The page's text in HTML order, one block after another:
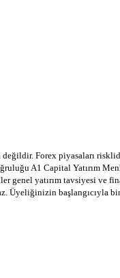
değildir. Forex piyasaları
A1 Capital Yatırım
genel yatırım tavsiyesi
Üyeliğinizin